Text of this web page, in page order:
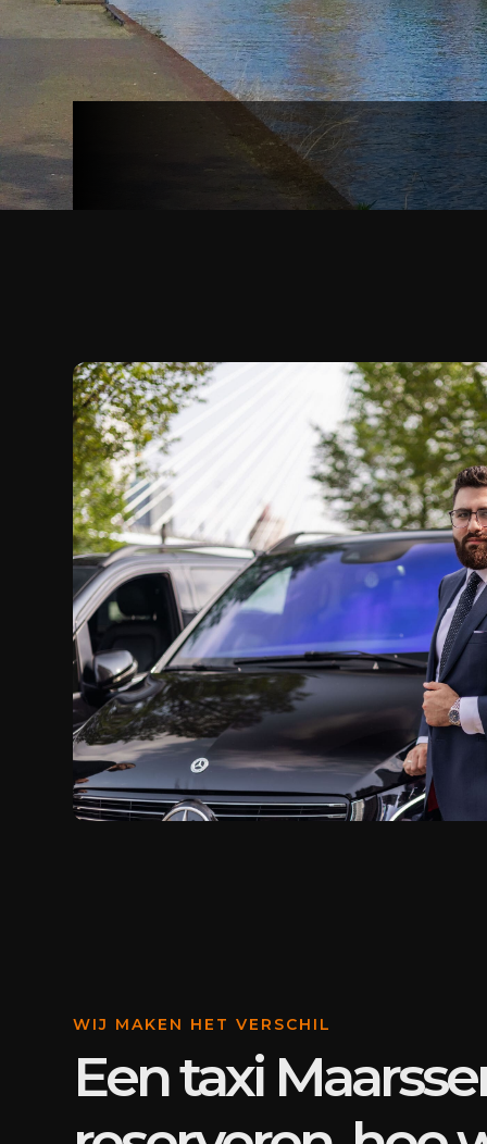
WIJ MAKEN HET VERSCHIL
Een taxi